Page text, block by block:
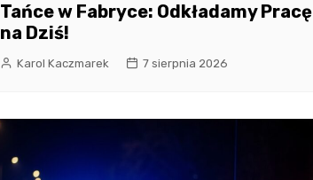
Tańce w Fabryce: Odkładamy Pracę
na Dziś!
Karol Kaczmarek 7 sierpnia 2026